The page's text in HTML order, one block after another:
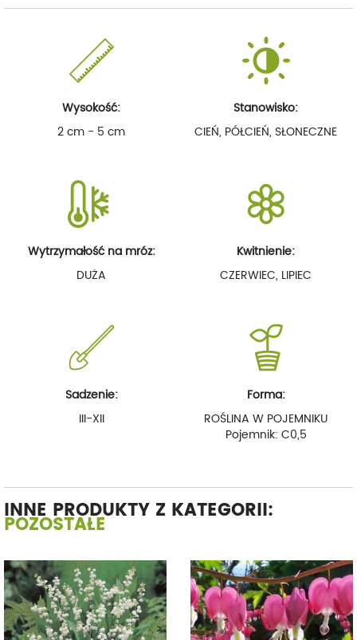
Wysokość:
2 cm - 5 cm
Stanowisko:
CIEŃ, PÓŁCIEŃ, SŁONECZNE
Wytrzymałość na mróz:
DUŻA
Kwitnienie:
CZERWIEC, LIPIEC
Sadzenie:
III-XII
Forma:
ROŚLINA W POJEMNIKU
Pojemnik: C0,5
INNE PRODUKTY Z KATEGORII:
POZOSTAŁE